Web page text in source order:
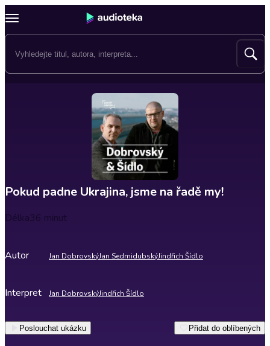
Pokud padne Ukrajina, jsme na řadě my!
Délka36 minut
Autor Jan DobrovskýJan SedmidubskýJindřich Šídlo
Interpret Jan DobrovskýJindřich Šídlo
Poslouchat ukázku Přidat do oblíbených